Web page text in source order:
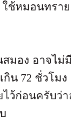
ช้หมอนทรา
มอง อาจไม่
น 72 ชั่วโม
ว้ก่อนครับว่